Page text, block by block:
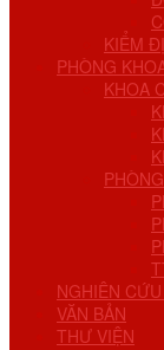
KIỂM
PHÒNG
KHOA
NGHIÊN
VĂN BẢN
THƯ VIỆN